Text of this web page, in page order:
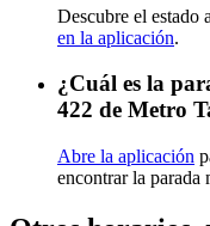
Descubre el estado
en la aplicación.
¿Cuál es la
422 de Metro
Abre la aplicación
encontrar la parada